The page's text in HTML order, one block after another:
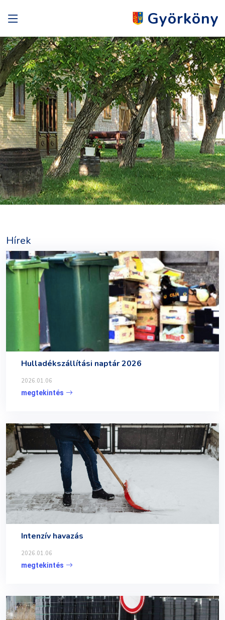
Györköny
Hírek
Hulladékszállítási naptár 2026
2026.01.06
megtekintés
Intenzív havazás
2026.01.06
megtekintés